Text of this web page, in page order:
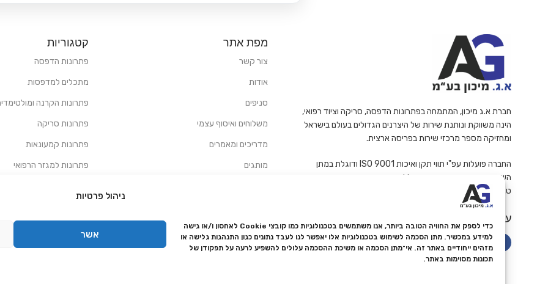
ניהול פרטיות
כדי לספק את החוויה הטובה ביותר, אנו משתמשים בטכנולוגיות כמו קובצי Cookie לאחסון ו/או גישה
למידע במכשיר. מתן הסכמה לשימוש בטכנולוגיות אלו יאפשר לנו לעבד נתונים כגון התנהגות גלישה או
מזהים ייחודיים באתר זה. אי־מתן הסכמה או משיכת ההסכמה עלולים להשפיע לרעה על תפקודן של
תכונות מסוימות באתר.
אשר
חברת א.ג מיכון, המתמחה בפתרונות הדפסה, סריקה וציוד רפואי,
הינה משווקת ונותנת שירות של היצרנים הגדולים בעולם בישראל
ומחזיקה מספר מרכזי שירות בפריסה ארצית.
החברה פועלות עפ"י תווי תקן ואיכות ISO 9001 ודוגלת במתן
השירות האמין והמקצועי ביותר ללקוחותיה.
ט.ל.ח
עקבו אחרינו
מפת אתר
צור קשר
אודות
סניפים
משלוחים ואיסוף עצמי
מדריכים ומאמרים
מותגים
מדיניות פרטיות
מדיניות החזרות והחזרים
קטגוריות
פתרונות הדפסה
מתכלים למדפסות
פתרונות הקרנה
פתרונות סריקה
פתרונות קמעונאות
פתרונות למגזר הרפואי